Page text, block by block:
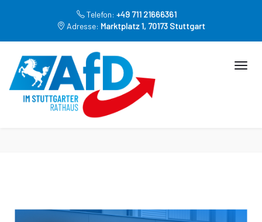
Telefon: +49 711 21666361
Adresse: Marktplatz 1, 70173 Stuttgart